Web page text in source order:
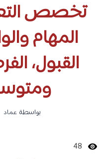
تخصص
المهام
القبول،
بواسطة عماد
48